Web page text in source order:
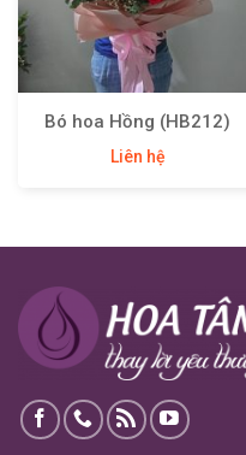
Bó hoa Hồng (HB212)
Liên hệ